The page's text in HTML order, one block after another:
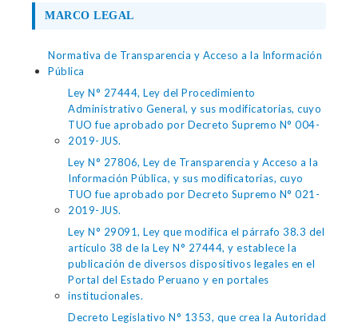
MARCO LEGAL
Normativa de Transparencia y Acceso a la Información
Pública
Ley N° 27444, Ley del Procedimiento
Administrativo General, y sus modificatorias, cuyo
TUO fue aprobado por Decreto Supremo N° 004-
2019-JUS.
Ley N° 27806, Ley de Transparencia y Acceso a la
Información Pública, y sus modificatorias, cuyo
TUO fue aprobado por Decreto Supremo N° 021-
2019-JUS.
Ley N° 29091, Ley que modifica el párrafo 38.3 del
artículo 38 de la Ley N° 27444, y establece la
publicación de diversos dispositivos legales en el
Portal del Estado Peruano y en portales
institucionales.
Decreto Legislativo N° 1353, que crea la Autoridad